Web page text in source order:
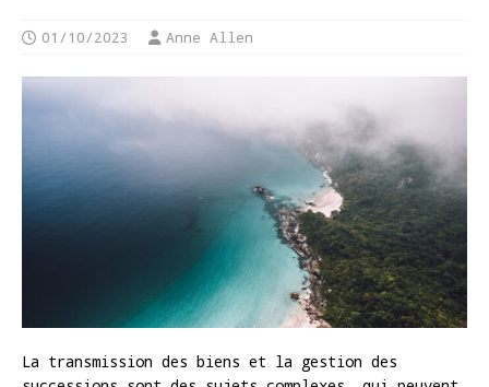
01/10/2023 Anne Allen
La transmission des biens et la gestion des